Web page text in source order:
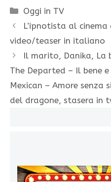
Categorie
Oggi in TV
L’ipnotista al
video/teaser in italiano
Il marito, Danika, La
The Departed – Il bene
Mexican – Amore senza
del dragone, stasera in